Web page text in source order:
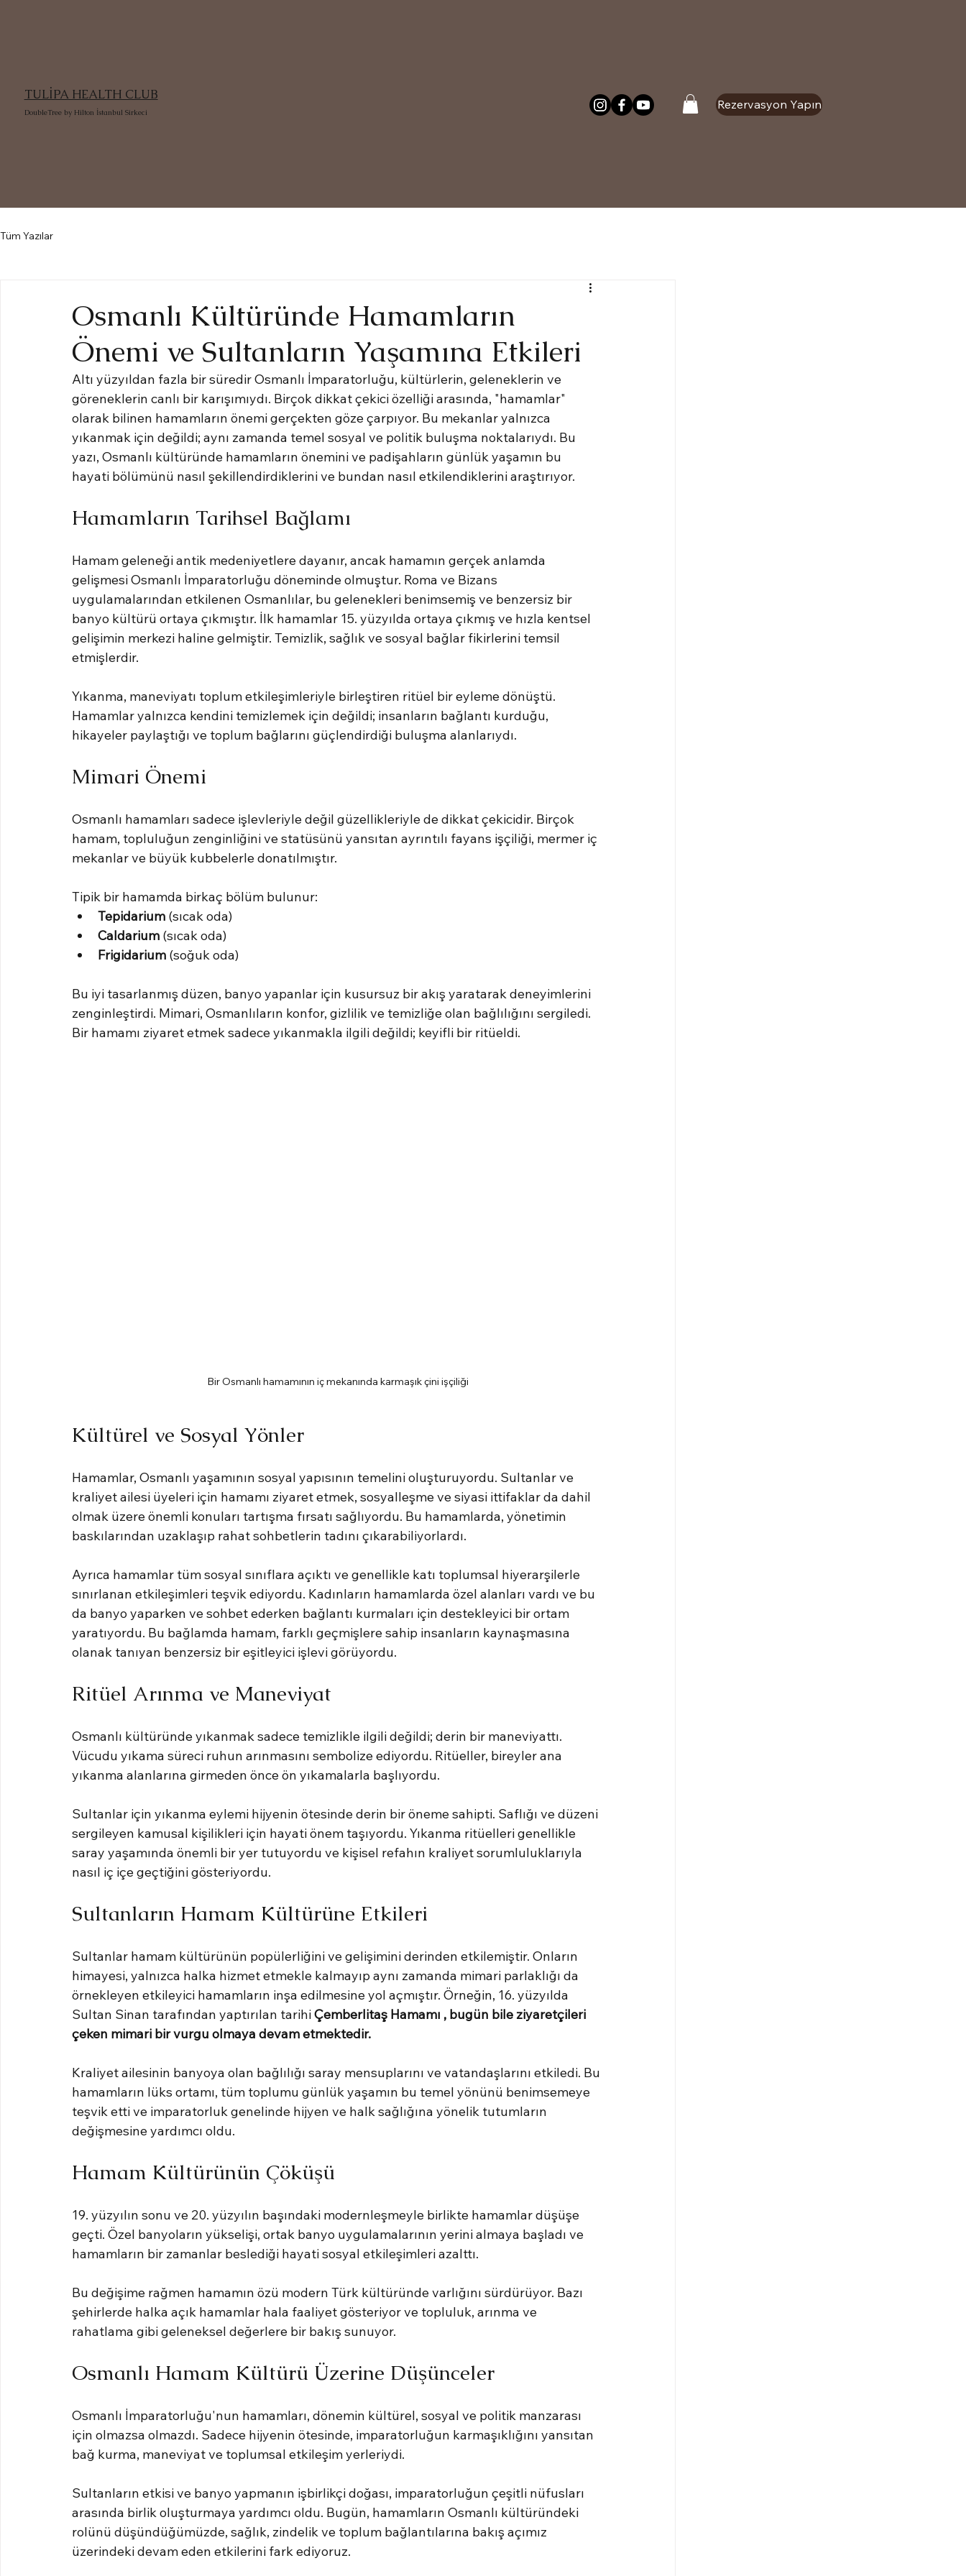
TULİPA HEALTH CLUB
DoubleTree by Hilton İstanbul Sirkeci
Rezervasyon Yapın
Tüm Yazılar
Osmanlı Kültüründe Hamamların
Önemi ve Sultanların Yaşamına Etkileri
Altı yüzyıldan fazla bir süredir Osmanlı İmparatorluğu, kültürlerin, geleneklerin ve
göreneklerin canlı bir karışımıydı. Birçok dikkat çekici özelliği arasında, "hamamlar"
olarak bilinen hamamların önemi gerçekten göze çarpıyor. Bu mekanlar yalnızca
yıkanmak için değildi; aynı zamanda temel sosyal ve politik buluşma noktalarıydı. Bu
yazı, Osmanlı kültüründe hamamların önemini ve padişahların günlük yaşamın bu
hayati bölümünü nasıl şekillendirdiklerini ve bundan nasıl etkilendiklerini araştırıyor.
Hamamların Tarihsel Bağlamı
Hamam geleneği antik medeniyetlere dayanır, ancak hamamın gerçek anlamda
gelişmesi Osmanlı İmparatorluğu döneminde olmuştur. Roma ve Bizans
uygulamalarından etkilenen Osmanlılar, bu gelenekleri benimsemiş ve benzersiz bir
banyo kültürü ortaya çıkmıştır. İlk hamamlar 15. yüzyılda ortaya çıkmış ve hızla kentsel
gelişimin merkezi haline gelmiştir. Temizlik, sağlık ve sosyal bağlar fikirlerini temsil
etmişlerdir.
Yıkanma, maneviyatı toplum etkileşimleriyle birleştiren ritüel bir eyleme dönüştü.
Hamamlar yalnızca kendini temizlemek için değildi; insanların bağlantı kurduğu,
hikayeler paylaştığı ve toplum bağlarını güçlendirdiği buluşma alanlarıydı.
Mimari Önemi
Osmanlı hamamları sadece işlevleriyle değil güzellikleriyle de dikkat çekicidir. Birçok
hamam, topluluğun zenginliğini ve statüsünü yansıtan ayrıntılı fayans işçiliği, mermer iç
mekanlar ve büyük kubbelerle donatılmıştır.
Tipik bir hamamda birkaç bölüm bulunur:
Tepidarium (sıcak oda)
Caldarium (sıcak oda)
Frigidarium (soğuk oda)
Bu iyi tasarlanmış düzen, banyo yapanlar için kusursuz bir akış yaratarak deneyimlerini
zenginleştirdi. Mimari, Osmanlıların konfor, gizlilik ve temizliğe olan bağlılığını sergiledi.
Bir hamamı ziyaret etmek sadece yıkanmakla ilgili değildi; keyifli bir ritüeldi.
Bir Osmanlı hamamının iç mekanında karmaşık çini işçiliği
Kültürel ve Sosyal Yönler
Hamamlar, Osmanlı yaşamının sosyal yapısının temelini oluşturuyordu. Sultanlar ve
kraliyet ailesi üyeleri için hamamı ziyaret etmek, sosyalleşme ve siyasi ittifaklar da dahil
olmak üzere önemli konuları tartışma fırsatı sağlıyordu. Bu hamamlarda, yönetimin
baskılarından uzaklaşıp rahat sohbetlerin tadını çıkarabiliyorlardı.
Ayrıca hamamlar tüm sosyal sınıflara açıktı ve genellikle katı toplumsal hiyerarşilerle
sınırlanan etkileşimleri teşvik ediyordu. Kadınların hamamlarda özel alanları vardı ve bu
da banyo yaparken ve sohbet ederken bağlantı kurmaları için destekleyici bir ortam
yaratıyordu. Bu bağlamda hamam, farklı geçmişlere sahip insanların kaynaşmasına
olanak tanıyan benzersiz bir eşitleyici işlevi görüyordu.
Ritüel Arınma ve Maneviyat
Osmanlı kültüründe yıkanmak sadece temizlikle ilgili değildi; derin bir maneviyattı.
Vücudu yıkama süreci ruhun arınmasını sembolize ediyordu. Ritüeller, bireyler ana
yıkanma alanlarına girmeden önce ön yıkamalarla başlıyordu.
Sultanlar için yıkanma eylemi hijyenin ötesinde derin bir öneme sahipti. Saflığı ve düzeni
sergileyen kamusal kişilikleri için hayati önem taşıyordu. Yıkanma ritüelleri genellikle
saray yaşamında önemli bir yer tutuyordu ve kişisel refahın kraliyet sorumluluklarıyla
nasıl iç içe geçtiğini gösteriyordu.
Sultanların Hamam Kültürüne Etkileri
Sultanlar hamam kültürünün popülerliğini ve gelişimini derinden etkilemiştir. Onların
himayesi, yalnızca halka hizmet etmekle kalmayıp aynı zamanda mimari parlaklığı da
örnekleyen etkileyici hamamların inşa edilmesine yol açmıştır. Örneğin, 16. yüzyılda
Sultan Sinan tarafından yaptırılan tarihi Çemberlitaş Hamamı , bugün bile ziyaretçileri
çeken mimari bir vurgu olmaya devam etmektedir.
Kraliyet ailesinin banyoya olan bağlılığı saray mensuplarını ve vatandaşlarını etkiledi. Bu
hamamların lüks ortamı, tüm toplumu günlük yaşamın bu temel yönünü benimsemeye
teşvik etti ve imparatorluk genelinde hijyen ve halk sağlığına yönelik tutumların
değişmesine yardımcı oldu.
Hamam Kültürünün Çöküşü
19. yüzyılın sonu ve 20. yüzyılın başındaki modernleşmeyle birlikte hamamlar düşüşe
geçti. Özel banyoların yükselişi, ortak banyo uygulamalarının yerini almaya başladı ve
hamamların bir zamanlar beslediği hayati sosyal etkileşimleri azalttı.
Bu değişime rağmen hamamın özü modern Türk kültüründe varlığını sürdürüyor. Bazı
şehirlerde halka açık hamamlar hala faaliyet gösteriyor ve topluluk, arınma ve
rahatlama gibi geleneksel değerlere bir bakış sunuyor.
Osmanlı Hamam Kültürü Üzerine Düşünceler
Osmanlı İmparatorluğu'nun hamamları, dönemin kültürel, sosyal ve politik manzarası
için olmazsa olmazdı. Sadece hijyenin ötesinde, imparatorluğun karmaşıklığını yansıtan
bağ kurma, maneviyat ve toplumsal etkileşim yerleriydi.
Sultanların etkisi ve banyo yapmanın işbirlikçi doğası, imparatorluğun çeşitli nüfusları
arasında birlik oluşturmaya yardımcı oldu. Bugün, hamamların Osmanlı kültüründeki
rolünü düşündüğümüzde, sağlık, zindelik ve toplum bağlantılarına bakış açımız
üzerindeki devam eden etkilerini fark ediyoruz.